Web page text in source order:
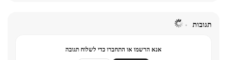
תגובות
אנא הרשמו או התחברו כדי לשלוח תגובה